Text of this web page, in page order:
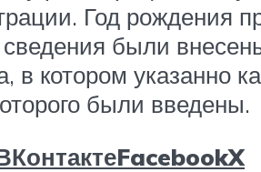
Год рождения
были
в котором указанно
были введены.
FacebookX